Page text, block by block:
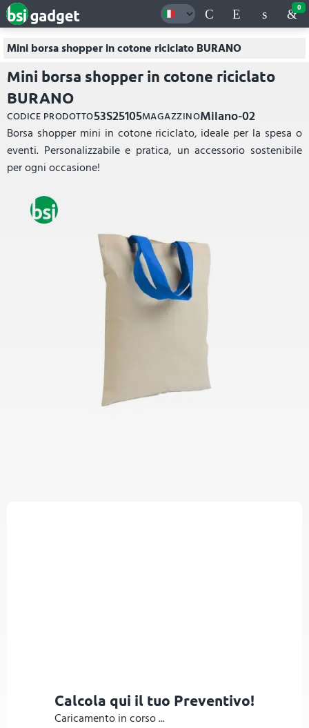
0
Mini borsa shopper in cotone riciclato BURANO
Mini borsa shopper in cotone riciclato
BURANO
CODICE PRODOTTO53S25105MAGAZZINOMilano-02
Borsa shopper mini in cotone riciclato, ideale per la spesa o
eventi. Personalizzabile e pratica, un accessorio sostenibile
per ogni occasione!
Calcola qui il tuo Preventivo!
Caricamento in corso ...